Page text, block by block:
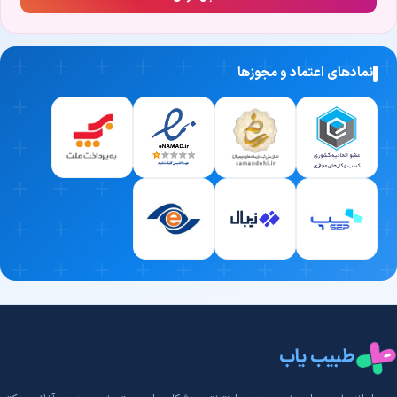
2. تجربه بالینی و سابقه کاری درخشان
در دنیای پزشکی، هیچ‌چیز جای «تجربه» را نمی‌گیرد. یکی از مهم‌ترین
معیارهای انتخاب بهترین دکتر زگیل مقعدی(کندیلوم)، میزان سابقه او در
مواجهه با بیماران مختلف است. پزشکی که سال‌ها در این حوزه فعالیت
کرده، با پیچیده‌ترین شرایط آشناست و در لحظات حساس، بهترین تصمیم
درمانی را می‌گیرد.
علم پزشکی هر روز در حال تکامل است. پزشکی که دانش خود را در زمینه
4. اخلاق حرفه‌ای و ارتباط صمیمانه با بیمار
نمادهای اعتماد و مجوزها
طبیب یاب